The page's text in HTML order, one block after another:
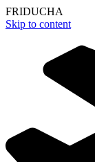
FRIDUCHA
Skip to content